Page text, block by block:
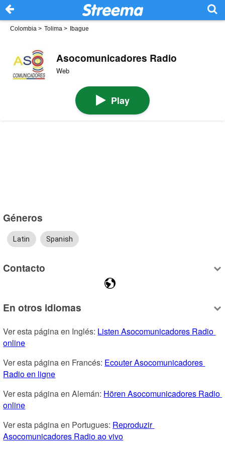
Colombia > Tolima > Ibague
Asocomunicadores Radio
Web
Play
Géneros
Latin Spanish
Contacto
En otros idiomas
Ver esta página en Inglés: Listen Asocomunicadores Radio
online
Ver esta página en Francés: Ecouter Asocomunicadores
Radio en ligne
Ver esta página en Alemán: Hören Asocomunicadores Radio
online
Ver esta página en Portugues: Reproduzir
Asocomunicadores Radio ao vivo